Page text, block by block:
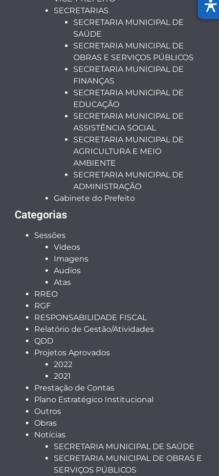
SECRETARIAS
SECRETARIA MUNICIPAL DE
SAÚDE
SECRETARIA MUNICIPAL DE
OBRAS E SERVIÇOS PÚBLICOS
SECRETARIA MUNICIPAL DE
FINANÇAS
SECRETARIA MUNICIPAL DE
EDUCAÇÃO
SECRETARIA MUNICIPAL DE
ASSISTÊNCIA SOCIAL
SECRETARIA MUNICIPAL DE
AGRICULTURA E MEIO
AMBIENTE
SECRETARIA MUNICIPAL DE
ADMINISTRAÇÃO
Gabinete do Prefeito
Categorias
Sessões
Videos
Imagens
Audios
Atas
RREO
RGF
RESPONSABILIDADE FISCAL
Relatório de Gestão/Atividades
QDD
Projetos Aprovados
2022
2021
Prestação de Contas
Plano Estratégico Institucional
Outros
Obras
Notícias
SECRETARIA MUNICIPAL DE SAÚDE
SECRETARIA MUNICIPAL DE OBRAS E
SERVIÇOS PÚBLICOS